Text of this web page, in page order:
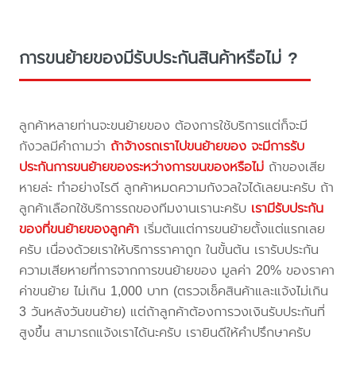
การขนย้ายของมีรับประกันสินค้าหรือไม่ ?
ลูกค้าหลายท่านจะขนย้ายของ ต้องการใช้บริการแต่ก็จะมี
กังวลมีคำถามว่า ถ้าจ้างรถเราไปขนย้ายของ จะมีการรับ
ประกันการขนย้ายของระหว่างการขนของหรือไม่ ถ้าของเสีย
หายล่ะ ทำอย่างไรดี ลูกค้าหมดความกังวลใจได้เลยนะครับ ถ้า
ลูกค้าเลือกใช้บริการรถของทีมงานเรานะครับ เรามีรับประกัน
ของที่ขนย้ายของลูกค้า เริ่มต้นแต่การขนย้ายตั้งแต่แรกเลย
ครับ เนื่องด้วยเราให้บริการราคาถูก ในขั้นต้น เรารับประกัน
ความเสียหายที่การจากการขนย้ายของ มูลค่า 20% ของราคา
ค่าขนย้าย ไม่เกิน 1,000 บาท (ตรวจเช็คสินค้าและแจ้งไม่เกิน
3 วันหลังวันขนย้าย) แต่ถ้าลูกค้าต้องการวงเงินรับประกันที่
สูงขึ้น สามารถแจ้งเราได้นะครับ เรายินดีให้คำปรึกษาครับ